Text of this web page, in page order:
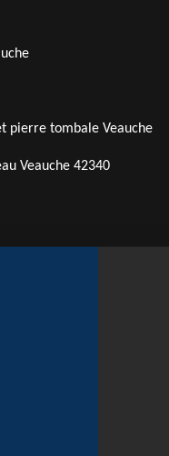
pierre tombale Veauche
Veauche 42340